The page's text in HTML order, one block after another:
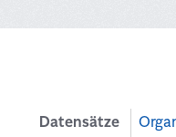
Datensätze